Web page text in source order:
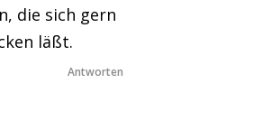
die sich gern
läßt.
Antworten